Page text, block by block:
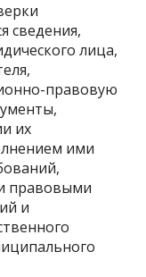
сведения,
лица,
правовую
их
ими
правовыми
и